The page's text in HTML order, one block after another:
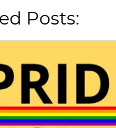
Posts: